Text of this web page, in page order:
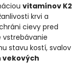
vitamínov K2
krvi a
cievy pred
vstrebávanie
stavu kostí, svalov
vekových